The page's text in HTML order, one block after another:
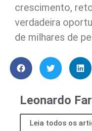
crescimento,
verdadeira
de milhares de
Leonardo
Leia todos os